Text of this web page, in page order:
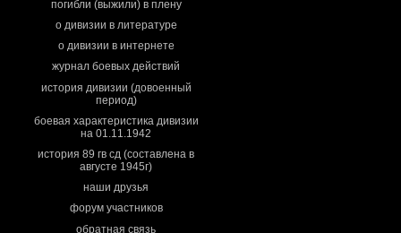
погибли (выжили) в плену
о дивизии в литературе
о дивизии в интернете
журнал боевых действий
история дивизии (довоенный
период)
боевая характеристика дивизии
на 01.11.1942
история 89 гв сд (составлена в
августе 1945г)
наши друзья
форум участников
обратная связь